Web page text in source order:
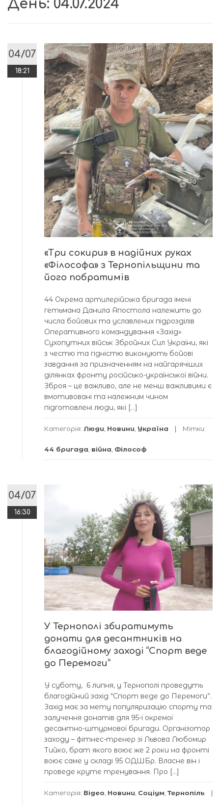
День: 04.07.2024
04/07
18:21
«Три сокири» в надійних руках
«Філософа» з Тернопільщини та
його побратимів
44 Окрема артилерійська бригада імені
гетьмана Данила Апостола належить до
числа бойових та уславлених підрозділів
Оперативного командування «Захід»
Сухопутних військ Збройних Сил України, які
з честю та гідністю виконують бойові
завдання за призначенням на найгарячіших
ділянках фронту російсько-української війни.
Зброя – це важливо, але не менш важливими є
вмотивовані та належним чином
підготовлені люди, які […]
Категорія: Люди, Новини, Україна Мітки:
44 бригада, війна, Філософ
04/07
16:30
У Тернополі збиратимуть
донати для десантників на
благодійному заході “Спорт веде
до Перемоги”
У суботу, 6 липня, у Тернополі проведуть
благодійний захід “Спорт веде до Перемоги”.
Захід має за мету популяризацію спорту та
залучення донатів для 95-ї окремої
десантно-штурмової бригади. Організотор
заходу – фітнес-тренер зі Львова Любомир
Тийко, брат якого воює же 2 роки на фронті
воює саме у складі 95 ОДШБр. Власне він і
проведе круте тренування. Про […]
Категорія: Відео, Новини, Соціум, Тернопіль